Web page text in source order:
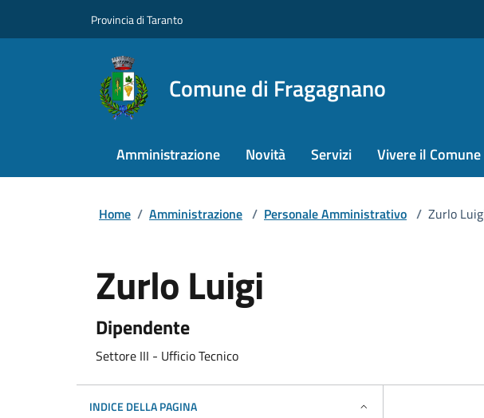
Provincia di Taranto
Comune di Fragagnano
Amministrazione Novità Servizi Vivere il Comune
Home / Amministrazione / Personale Amministrativo / Zurlo
Zurlo Luigi
Dipendente
Settore III - Ufficio Tecnico
INDICE DELLA PAGINA